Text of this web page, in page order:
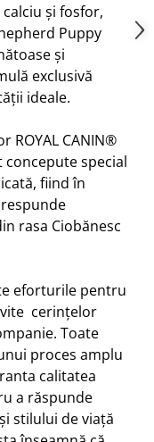
și fosfor,
Puppy
și
exclusivă
ideale.
ROYAL CANIN®
concepute special
fiind în
rasa Ciobănesc
eforturile pentru
cerințelor
Toate
proces amplu
calitatea
a răspunde
stilului de viață